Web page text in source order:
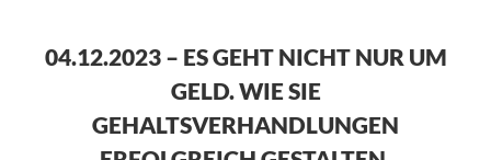
04.12.2023 – ES GEHT NICHT NUR UM
GELD. WIE SIE
GEHALTSVERHANDLUNGEN